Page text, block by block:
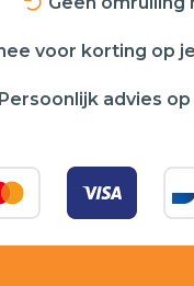
voor korting op
Persoonlijk advies